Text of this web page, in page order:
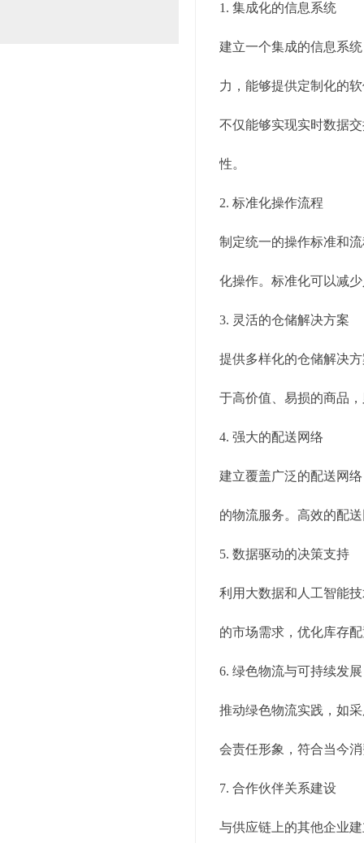
1. 集成化的信息系统
建立一个集成的信息系
力，能够提供定制化的
不仅能够实现实时数据
性。
2. 标准化操作流程
制定统一的操作标准和
化操作。标准化可以减
3. 灵活的仓储解决方案
提供多样化的仓储解决
于高价值、易损的商品
4. 强大的配送网络
建立覆盖广泛的配送网
的物流服务。高效的配
5. 数据驱动的决策支持
利用大数据和人工智能
的市场需求，优化库存
6. 绿色物流与可持续发展
推动绿色物流实践，如
会责任形象，符合当今
7. 合作伙伴关系建设
与供应链上的其他企业